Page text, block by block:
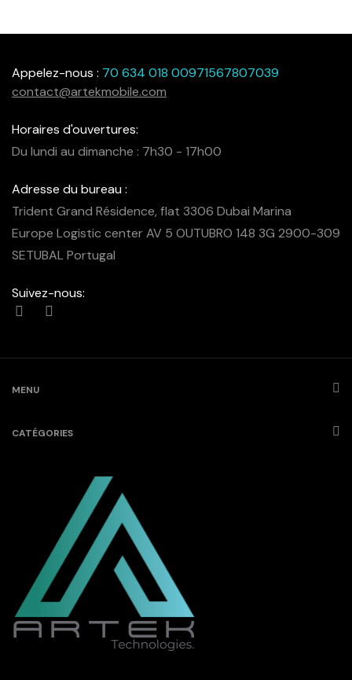
Appelez-nous : 70 634 018 00971567807039
contact@artekmobile.com
Horaires d'ouvertures:
Du lundi au dimanche : 7h30 - 17h00
Adresse du bureau :
Trident Grand Résidence, flat 3306 Dubai Marina
Europe Logistic center AV 5 OUTUBRO 148 3G 2900-309
SETUBAL Portugal
Suivez-nous:
MENU
CATÉGORIES